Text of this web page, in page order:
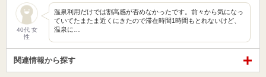
40代 女
性
温泉利用だけでは割高感が否めなかったです。前々から気になっ
ていてたまたま近くにきたので滞在時間1時間もとれないけど、
温泉に…
関連情報から探す